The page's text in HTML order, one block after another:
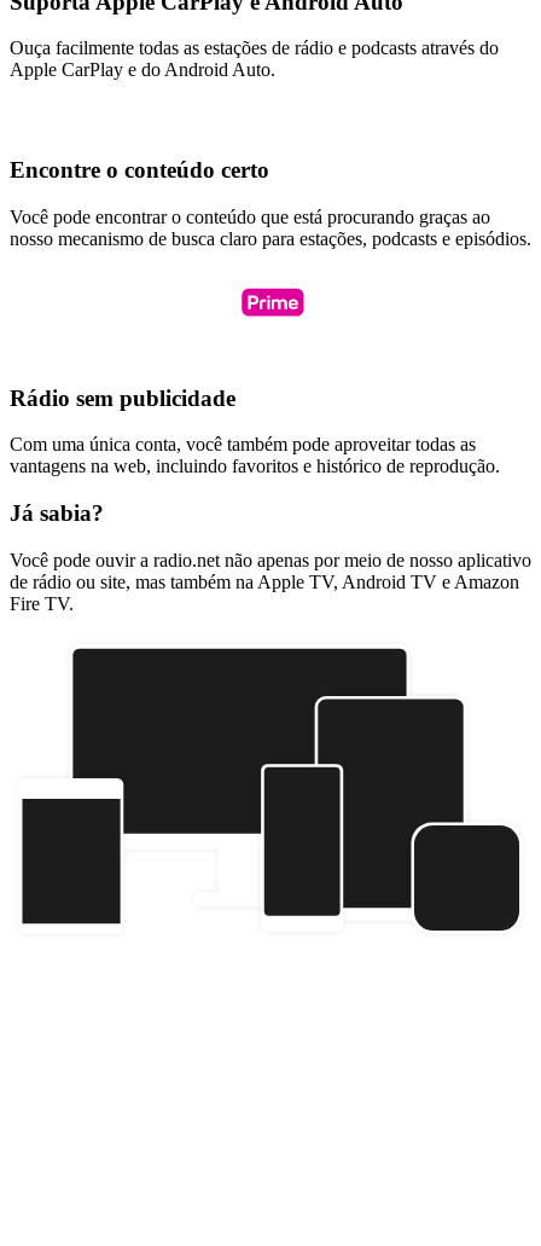
Ouça facilmente todas as estações de rádio e podcasts através do
Apple CarPlay e do Android Auto.
Encontre o conteúdo certo
Você pode encontrar o conteúdo que está procurando graças ao
nosso mecanismo de busca claro para estações, podcasts e episódios.
Rádio sem publicidade
Com uma única conta, você também pode aproveitar todas as
vantagens na web, incluindo favoritos e histórico de reprodução.
Já sabia?
Você pode ouvir a radio.net não apenas por meio de nosso aplicativo
de rádio ou site, mas também na Apple TV, Android TV e Amazon
Fire TV.